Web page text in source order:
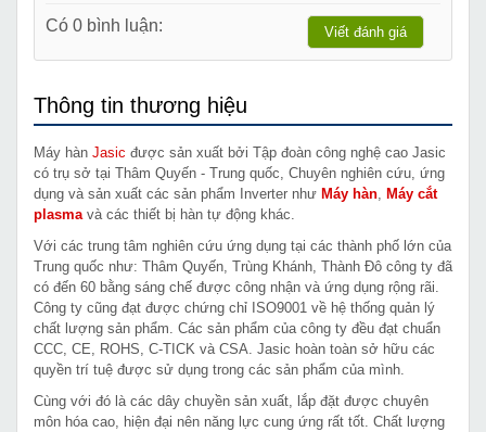
Có 0 bình luận: Viết đánh giá
Thông tin thương hiệu
Máy hàn Jasic được sản xuất bởi Tập đoàn công nghệ cao Jasic
có trụ sở tại Thâm Quyến - Trung quốc, Chuyên nghiên cứu, ứng
dụng và sản xuất các sản phẩm Inverter như Máy hàn, Máy cắt
plasmavà các thiết bị hàn tự động khác.
Với các trung tâm nghiên cứu ứng dụng tại các thành phố lớn của
Trung quốc như: Thâm Quyến, Trùng Khánh, Thành Đô công ty đã
có đến 60 bằng sáng chế được công nhận và ứng dụng rộng rãi.
Công ty cũng đạt được chứng chỉ ISO9001 về hệ thống quản lý
chất lượng sản phẩm. Các sản phẩm của công ty đều đạt chuẩn
CCC, CE, ROHS, C-TICK và CSA. Jasic hoàn toàn sở hữu các
quyền trí tuệ được sử dụng trong các sản phẩm của mình.
Cùng với đó là các dây chuyền sản xuất, lắp đặt được chuyên
môn hóa cao, hiện đại nên năng lực cung ứng rất tốt. Chất lượng